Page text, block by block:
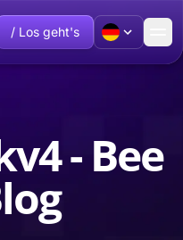
/ Los geht's
- Bee